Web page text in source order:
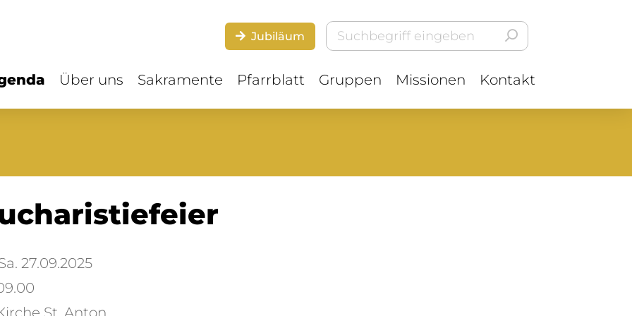
Jubiläum
Über uns Sakramente Pfarrblatt Gruppen Missionen Kontakt
27.09.2025
St. Anton